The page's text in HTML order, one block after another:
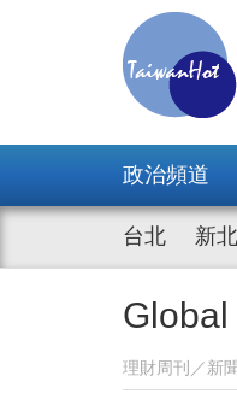
政治頻道
台北 新北
理財周刊／新